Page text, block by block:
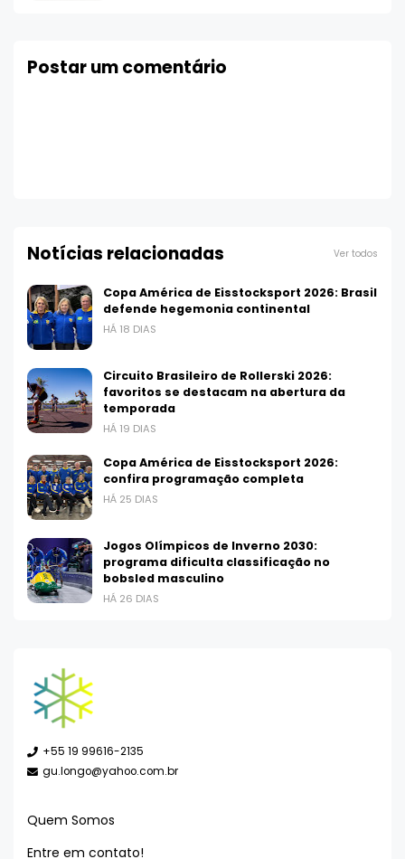
Postar um comentário
Notícias relacionadas Ver todos
Copa América de Eisstocksport 2026: Brasil
defende hegemonia continental
HÁ 18 DIAS
Circuito Brasileiro de Rollerski 2026:
favoritos se destacam na abertura da
temporada
HÁ 19 DIAS
Copa América de Eisstocksport 2026:
confira programação completa
HÁ 25 DIAS
Jogos Olímpicos de Inverno 2030:
programa dificulta classificação no
bobsled masculino
HÁ 26 DIAS
+55 19 99616-2135
gu.longo@yahoo.com.br
Quem Somos
Entre em contato!